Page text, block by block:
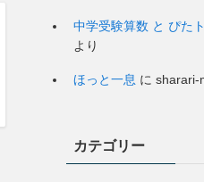
中学受験算数 と ぴた
より
ほっと一息 に sharari-
カテゴリー